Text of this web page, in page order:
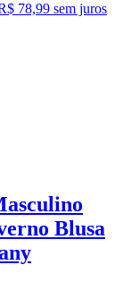
78,99 sem juros
Blusa